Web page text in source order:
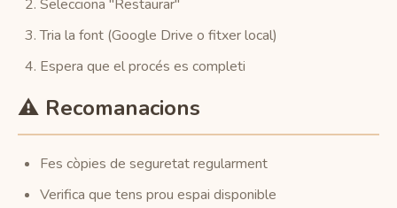
Selecciona "Restaurar"
Tria la font (Google Drive o fitxer local)
Espera que el procés es completi
⚠️ Recomanacions
Fes còpies de seguretat regularment
Verifica que tens prou espai disponible